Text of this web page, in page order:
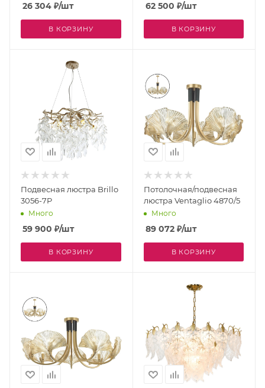
26 304 ₽/шт
В КОРЗИНУ
62 500 ₽/шт
В КОРЗИНУ
Подвесная люстра Brillo
3056-7P
Много
59 900 ₽/шт
В КОРЗИНУ
Потолочная/подвесная
люстра Ventaglio 4870/5
Много
89 072₽/шт
В КОРЗИНУ